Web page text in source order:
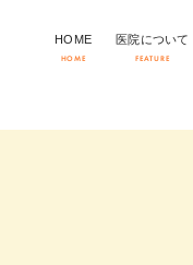
HOME
HOME
医院について
FEATURE